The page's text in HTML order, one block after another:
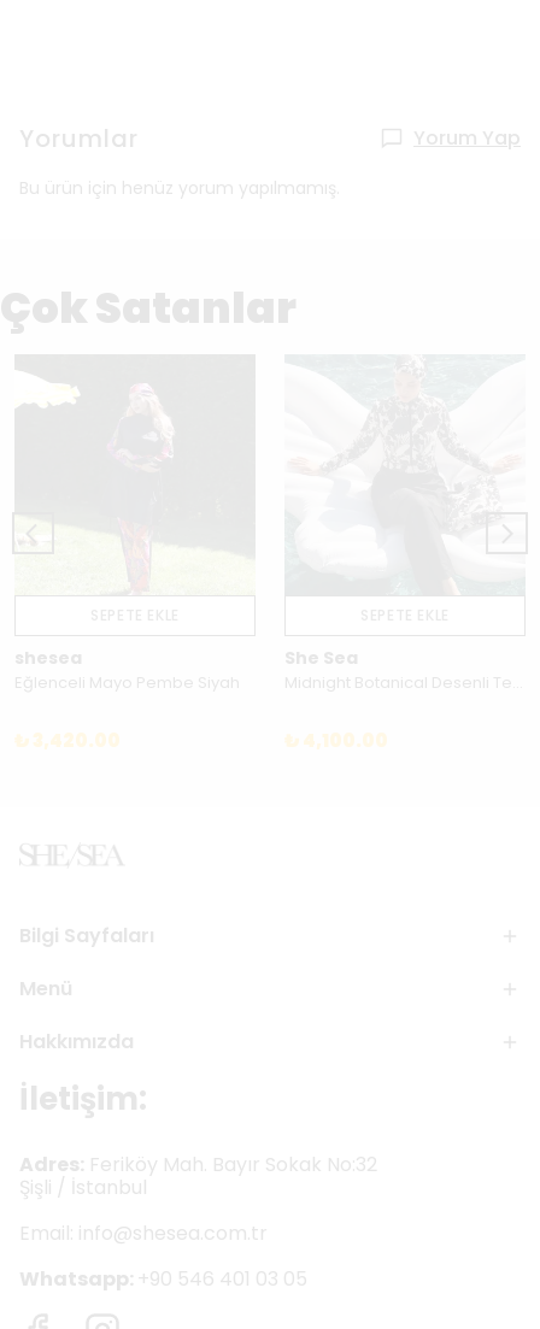
Yorumlar Yorum Yap
Bu ürün için henüz yorum yapılmamış.
Çok Satanlar
shesea
Eğlenceli Mayo Pembe Siyah
₺ 3,420.00
She Sea
₺ 4,100.00
Bilgi Sayfaları
Menü
Hakkımızda
İletişim:
Adres: Feriköy Mah. Bayır Sokak No:32
Şişli / İstanbul
Email: info@shesea.com.tr
Whatsapp: +90 546 401 03 05